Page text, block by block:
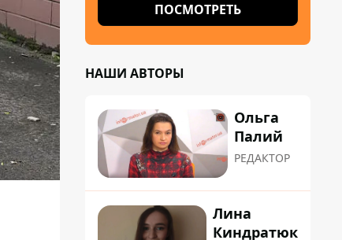
ПОСМОТРЕТЬ
НАШИ АВТОРЫ
Ольга
Палий
РЕДАКТОР
Лина
Киндратюк